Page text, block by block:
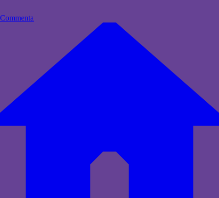
Commenta